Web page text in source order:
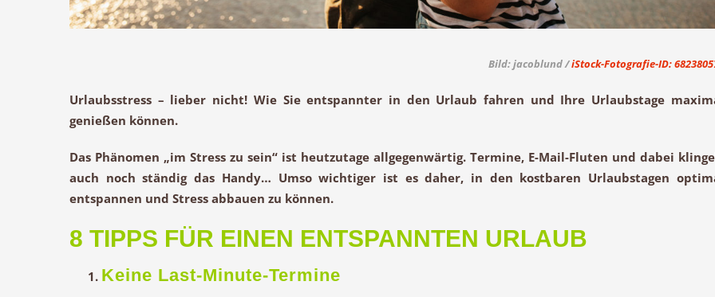
Bild: jacoblund /iStock-Fotografie-ID:
Urlaubsstress – lieber nicht! Wie Sie entspannter in den Urlaub fahren und Ihre Urlaubstage
genießen können.
Das Phänomen „im Stress zu sein“ ist heutzutage allgegenwärtig. Termine, E-Mail-Fluten und dabei
auch noch ständig das Handy… Umso wichtiger ist es daher, in den kostbaren Urlaubstagen
entspannen und Stress abbauen zu können.
8 TIPPS FÜR EINEN ENTSPANNTEN URLAUB
Keine Last-Minute-Termine